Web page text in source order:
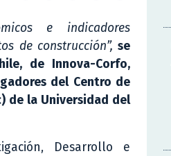
e indicadores
de construcción”, se
de Innova-Corfo,
del Centro de
de la Universidad del
Desarrollo e